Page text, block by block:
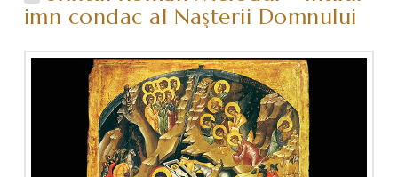
imn condac al Naşterii Domnului